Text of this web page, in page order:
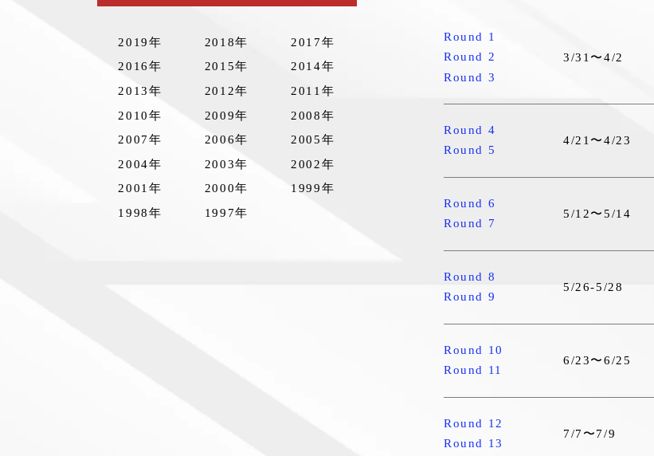
2019年 2018年
2017年
2016年
2015年
2014年
2013年
2012年
2011年
2010年
2009年
2008年
2007年
2006年
2005年
2004年
2003年
2002年
2001年
2000年
1999年
1998年
1997年
Round 1
Round 2
Round 3
3/31〜4/2
Round 4
Round 5
4/21〜4/23
Round 6
Round 7
5/12〜5/14
Round 8
Round 9
5/26-5/28
Round 10
Round 11
6/23〜6/25
Round 12
Round 13
7/7〜7/9